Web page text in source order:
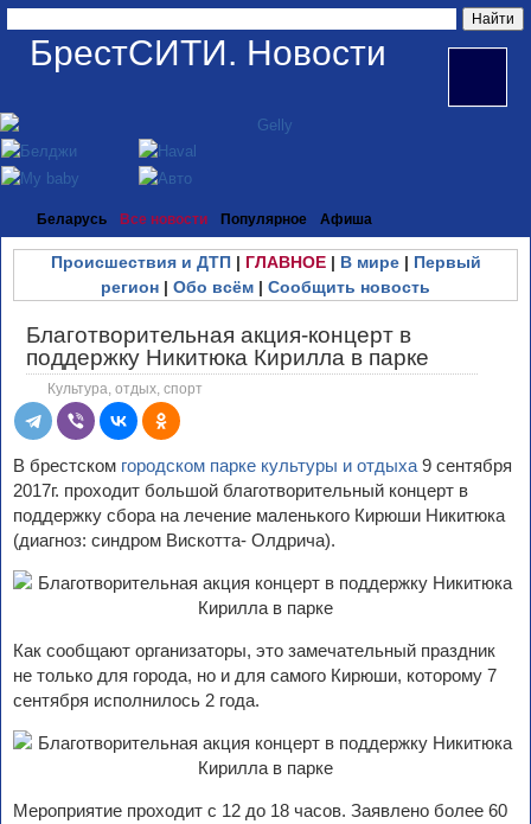
БрестСИТИ. Новости
Беларусь Все новости Популярное Афиша
Происшествия и ДТП| ГЛАВНОЕ| В мире| Первый
регион | Обо всём | Сообщить новость
Благотворительная акция-концерт в
поддержку Никитюка Кирилла в парке
Культура, отдых, спорт
В брестском городском парке культуры и отдыха 9 сентября
2017г. проходит большой благотворительный концерт в
поддержку сбора на лечение маленького Кирюши Никитюка
(диагноз: синдром Вискотта- Олдрича).
Как сообщают организаторы, это замечательный праздник
не только для города, но и для самого Кирюши, которому 7
сентября исполнилось 2 года.
Мероприятие проходит с 12 до 18 часов. Заявлено более 60